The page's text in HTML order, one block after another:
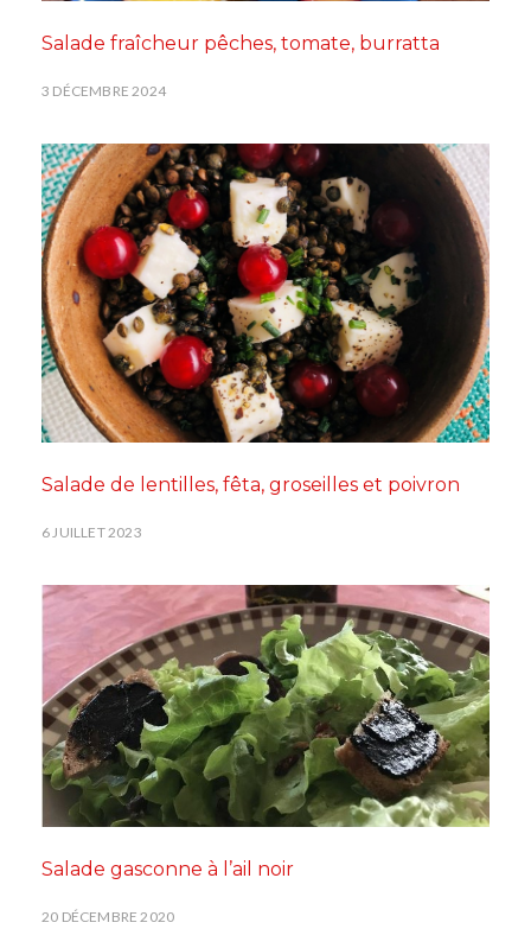
Salade fraîcheur pêches, tomate, burratta
3 DÉCEMBRE 2024
Salade de lentilles, fêta, groseilles et poivron
6 JUILLET 2023
Salade gasconne à l’ail noir
20 DÉCEMBRE 2020